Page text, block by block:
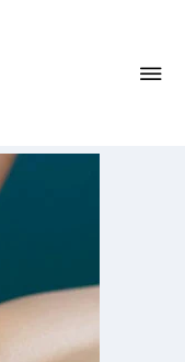
når vi ikke